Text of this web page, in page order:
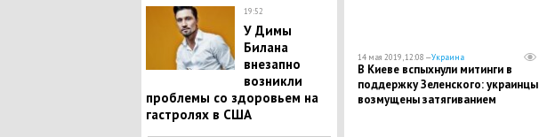
19:52
​У Димы
Билана
внезапно
возникли
проблемы со здоровьем на
гастролях в США
14 мая 2019, 12:08 —Украина
В Киеве вспыхнули митинги в
поддержку Зеленского: украинцы
возмущены затягиванием